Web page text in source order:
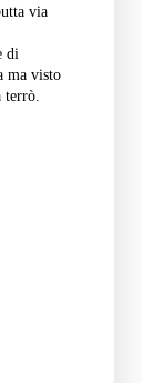
via
di
ma visto
terrò.